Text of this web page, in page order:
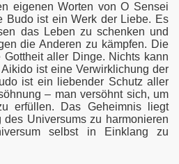
eigenen Worten von O Sensei
Budo ist ein Werk der Liebe. Es
das Leben zu schenken und
die Anderen zu kämpfen. Die
aller Dinge. Nichts kann
ist eine Verwirklichung der
ist ein liebender Schutz aller
– man versöhnt sich, um
erfüllen. Das Geheimnis liegt
Universums zu harmonieren
selbst in Einklang zu